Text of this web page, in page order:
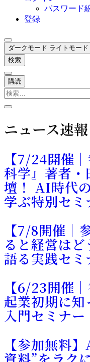
パスワード
登録
ダークモード ライトモード
検索
購読
検
ニュース速報
【7/24開催
科学』著者
壇！ AI時代
学ぶ特別セミ
【7/8開催｜
ると経営は
語る実践セミ
【6/23開催
起業初期に知
入門セミナー
【参加無料
資料”をラク